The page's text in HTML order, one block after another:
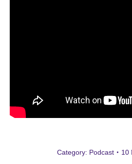
Category: Podcast 10